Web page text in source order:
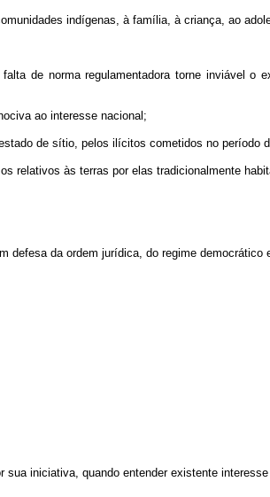
indígenas, à família, à criança, ao
de norma regulamentadora torne inviável o
ao interesse nacional;
de sítio, pelos ilícitos cometidos no período
relativos às terras por elas tradicionalmente
da ordem jurídica, do regime
iniciativa, quando entender existente